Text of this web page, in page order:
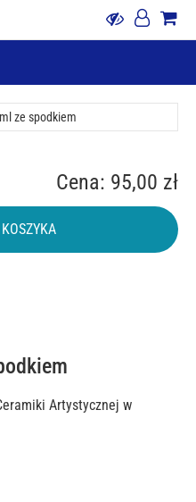
Artystycznej w
Cena: 95,00 zł